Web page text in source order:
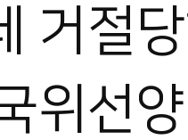
거절
위선